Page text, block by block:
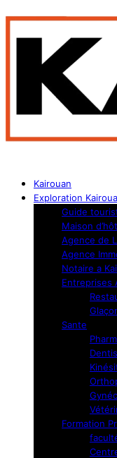
Kairouan
Exploration
Guide
Maison
Agence de
Agence
Notaire a
Entreprises
Sante
Formation